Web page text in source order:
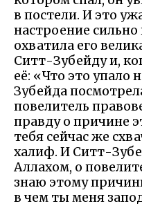
в постели. И это
настроение сильно
охватила его
Ситт-Зубейду и,
её: «Что это упало
Зубейда
повелитель
правду о причине
тебя сейчас же
халиф. И Ситт-
Аллахом, о
знаю этому
в чем ты меня